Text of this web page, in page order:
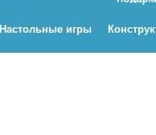
Настольные игры